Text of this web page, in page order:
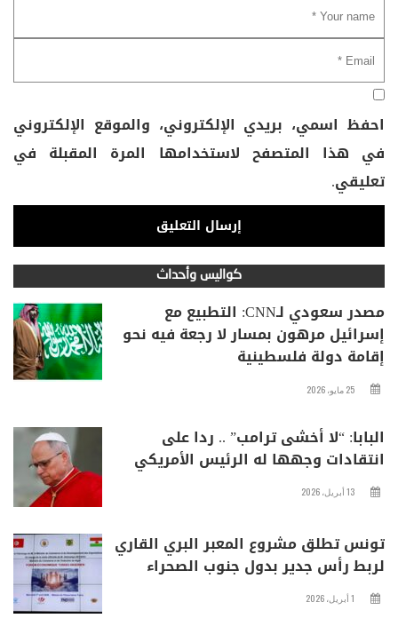
احفظ اسمي، بريدي الإلكتروني، والموقع الإلكتروني
في هذا المتصفح لاستخدامها المرة المقبلة في
تعليقي.
كواليس وأحداث
مصدر سعودي لـCNN: التطبيع مع
إسرائيل مرهون بمسار لا رجعة فيه نحو
إقامة دولة فلسطينية
25 مايو، 2026
البابا: “لا أخشى ترامب” .. ردا على
انتقادات وجهها له الرئيس الأمريكي
13 أبريل، 2026
تونس تطلق مشروع المعبر البري القاري
لربط رأس جدير بدول جنوب الصحراء
1 أبريل، 2026